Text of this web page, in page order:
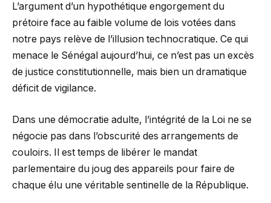
L’argument d’un hypothétique engorgement du
prétoire face au faible volume de lois votées dans
notre pays relève de l’illusion technocratique. Ce qui
menace le Sénégal aujourd’hui, ce n’est pas un excès
de justice constitutionnelle, mais bien un dramatique
déficit de vigilance.
Dans une démocratie adulte, l’intégrité de la Loi ne se
négocie pas dans l’obscurité des arrangements de
couloirs. Il est temps de libérer le mandat
parlementaire du joug des appareils pour faire de
chaque élu une véritable sentinelle de la République.